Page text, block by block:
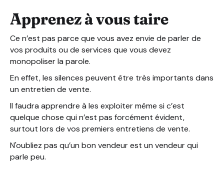
Apprenez à vous taire
Ce n’est pas parce que vous avez envie de parler de
vos produits ou de services que vous devez
monopoliser la parole.
En effet, les silences peuvent être très importants dans
un entretien de vente.
Il faudra apprendre à les exploiter même si c’est
quelque chose qui n’est pas forcément évident,
surtout lors de vos premiers entretiens de vente.
N'oubliez pas qu’un bon vendeur est un vendeur qui
parle peu.